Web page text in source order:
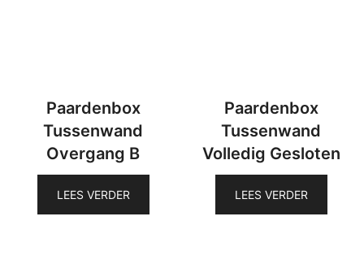
Paardenbox
Tussenwand
Overgang B
LEES VERDER
Paardenbox
Tussenwand
Volledig Gesloten
LEES VERDER